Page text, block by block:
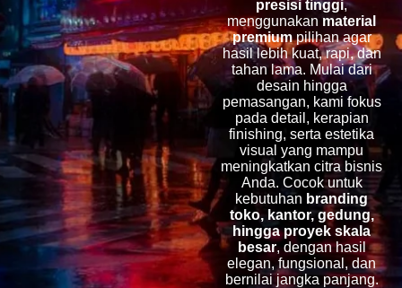
presisi tinggi,
menggunakan material
premiumpilihan agar
hasil lebih kuat, rapi, dan
tahan lama. Mulai dari
desain hingga
pemasangan, kami fokus
pada detail, kerapian
finishing, serta estetika
visual yang mampu
meningkatkan citra bisnis
Anda. Cocok untuk
kebutuhan branding
toko, kantor, gedung,
hingga proyek skala
besar, dengan hasil
elegan, fungsional, dan
bernilai jangka panjang.